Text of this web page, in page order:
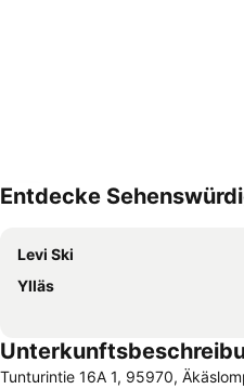
Entdecke
Levi Ski
Ylläs
Tunturintie 16A 1, 95970,